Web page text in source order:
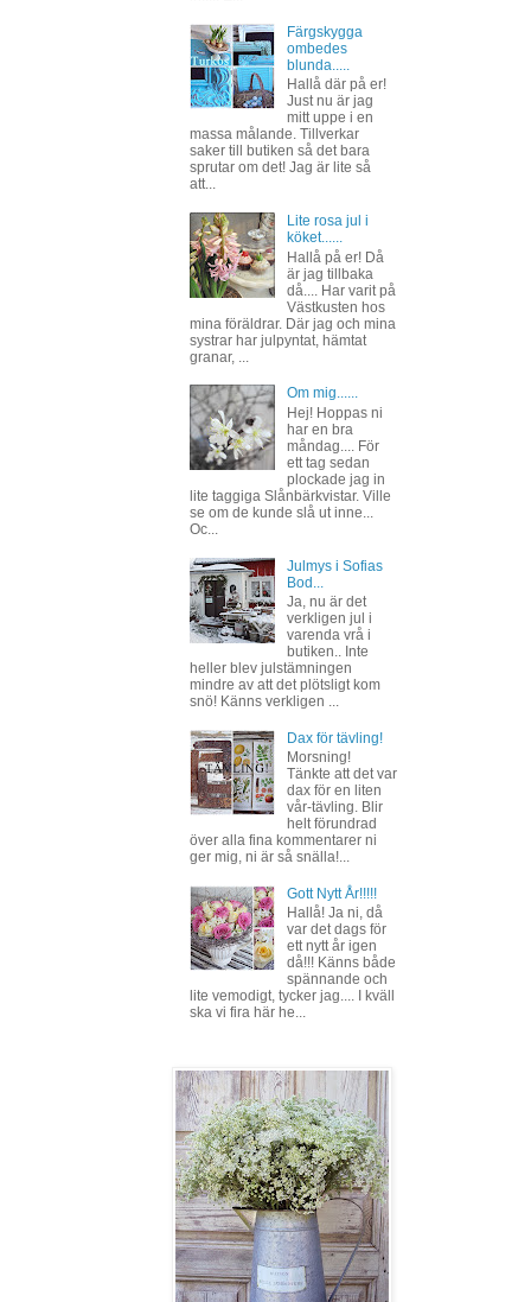
Färgskygga
ombedes
blunda.....
Hallå där på er!
Just nu är jag
mitt uppe i en
massa målande. Tillverkar
saker till butiken så det bara
sprutar om det! Jag är lite så
att...
Lite rosa jul i
köket......
Hallå på er! Då
är jag tillbaka
då.... Har varit på
Västkusten hos
mina föräldrar. Där jag och mina
systrar har julpyntat, hämtat
granar, ...
Om mig......
Hej! Hoppas ni
har en bra
måndag.... För
ett tag sedan
plockade jag in
lite taggiga Slånbärkvistar. Ville
se om de kunde slå ut inne...
Oc...
Julmys i Sofias
Bod...
Ja, nu är det
verkligen jul i
varenda vrå i
butiken.. Inte
heller blev julstämningen
mindre av att det plötsligt kom
snö! Känns verkligen ...
Dax för tävling!
Morsning!
Tänkte att det var
dax för en liten
vår-tävling. Blir
helt förundrad
över alla fina kommentarer ni
ger mig, ni är så snälla!...
Gott Nytt År!!!!!
Hallå! Ja ni, då
var det dags för
ett nytt år igen
då!!! Känns både
spännande och
lite vemodigt, tycker jag.... I kväll
ska vi fira här he...